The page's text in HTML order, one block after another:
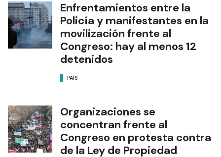
Enfrentamientos entre la
Policía y manifestantes en la
movilización frente al
Congreso: hay al menos 12
detenidos
PAÍS
Organizaciones se
concentran frente al
Congreso en protesta contra
de la Ley de Propiedad